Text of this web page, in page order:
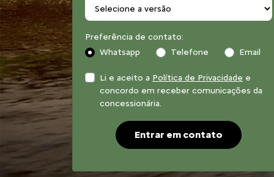
Preferência de contato:
Whatsapp
Telefone Email
Li e aceito a Política de Privacidade e
concordo em receber comunicações da
concessionária.
Entrar em contato